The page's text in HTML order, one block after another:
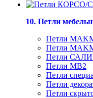
10. Петли
Петли
Петли
Петли
Петли MB2
Петли
Петли
Петли